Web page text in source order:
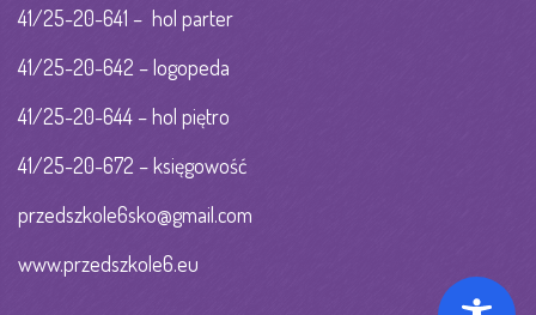
41/25-20-641 – hol parter
41/25-20-642 – logopeda
41/25-20-644 – hol piętro
41/25-20-672 – księgowość
przedszkole6sko@gmail.com
www.przedszkole6.eu